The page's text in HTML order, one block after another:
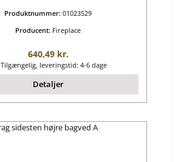
Produktnummer: 01023529
Producent: Fireplace
Almindelig pris:
640,49 kr.
Tilgængelig, leveringstid: 4-6 dage
Detaljer